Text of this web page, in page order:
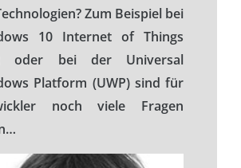
Zum Beispiel bei
10 Internet of Things
oder bei der Universal
Platform (UWP) sind für
noch viele Fragen